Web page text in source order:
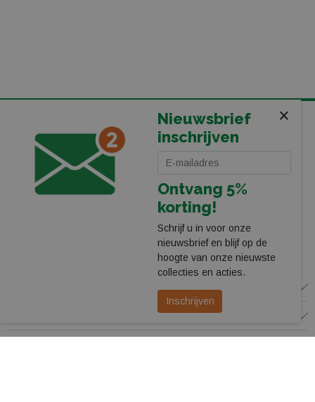
KOMT U LANGS IN ONZE WINKEL BIJ HET PEC ZWOLLE
STADION
Leerentveld Vrije Tijd BV
Stadionplein 13
8025 CP Zwolle
WINKEL
KLANTENSERVICE
×
Nieuwsbrief
inschrijven
Ontvang 5%
korting!
Schrijf u in voor onze
nieuwsbrief en blijf op de
hoogte van onze nieuwste
collecties en acties.
Inschrijven